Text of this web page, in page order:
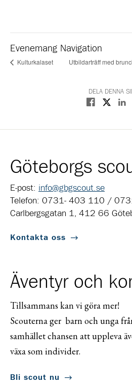
Evenemang Navigation
Kulturkalaset Utbildarträff med
DELA DENNA
Dela påDela på X
Göteborgs
E-post: info@gbgscout.se
Telefon: 0731- 403 110 /
Carlbergsgatan 1, 412 66
Kontakta oss
Äventyr och
Tillsammans kan vi göra mer!
Scouterna ger barn och unga
samhället chansen att uppleva
växa som individer.
Bli scout nu